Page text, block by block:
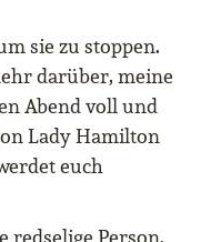
sie zu stoppen.
darüber, meine
Abend voll und
Lady Hamilton
euch